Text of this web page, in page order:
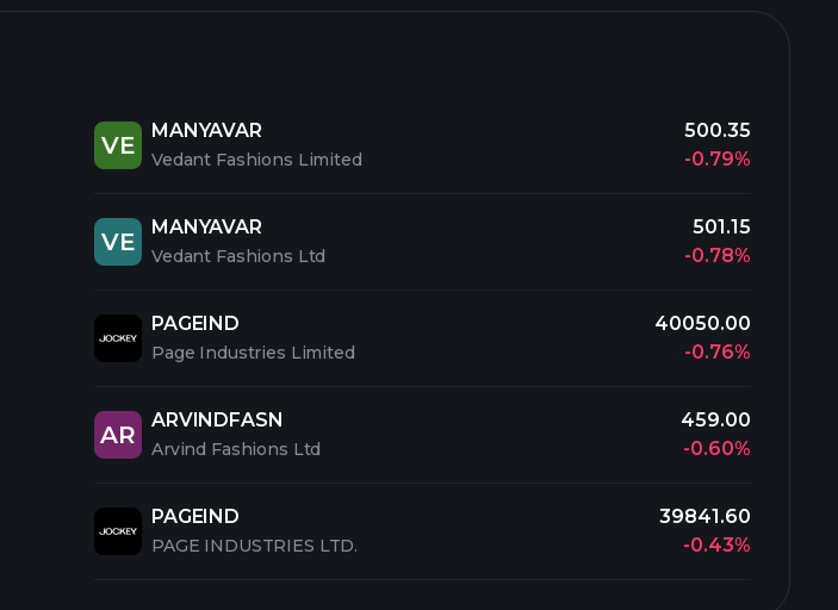
VE
MANYAVAR
Vedant Fashions Limited
500.35
-0.79%
VE
MANYAVAR
Vedant Fashions Ltd
501.15
-0.78%
PAGEIND
Page Industries Limited
40050.00
-0.76%
AR
ARVINDFASN
Arvind Fashions Ltd
459.00
-0.60%
PAGEIND
PAGE INDUSTRIES LTD.
39841.60
-0.43%